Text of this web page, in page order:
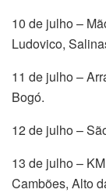
10 de julho –
Ludovico,
11 de julho –
Bogó.
12 de julho –
13 de julho –
Cambões, Alto